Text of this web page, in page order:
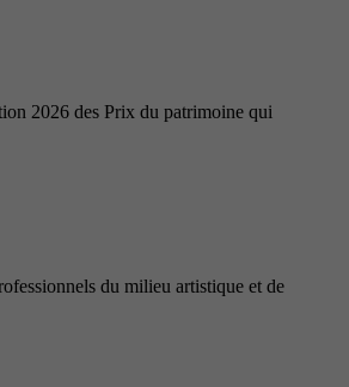
2026 des Prix du patrimoine qui
du milieu artistique et de